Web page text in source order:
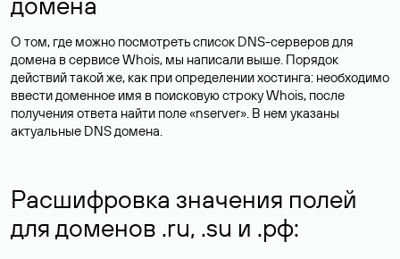
О том, где можно посмотреть список DNS-серверов для
домена в сервисе Whois, мы написали выше. Порядок
действий такой же, как при определении хостинга: необходимо
ввести доменное имя в поисковую строку Whois, после
получения ответа найти поле «nserver». В нем указаны
актуальные DNS домена.
Расшифровка значения полей
для доменов .ru, .su и .рф: